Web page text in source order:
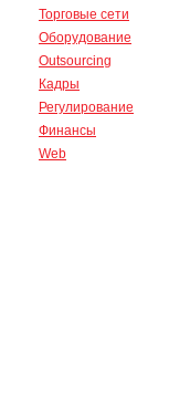
Торговые сети
Оборудование
Outsourcing
Кадры
Регулирование
Финансы
Web